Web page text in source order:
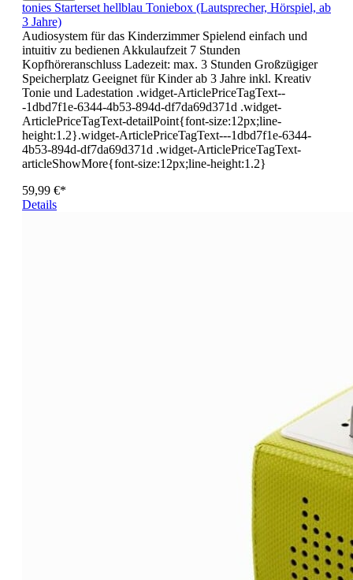
tonies Starterset hellblau Toniebox (Lautsprecher, Hörspiel, ab
3 Jahre)
Audiosystem für das Kinderzimmer Spielend einfach und
intuitiv zu bedienen Akkulaufzeit 7 Stunden
Kopfhöreranschluss Ladezeit: max. 3 Stunden Großzügiger
Speicherplatz Geeignet für Kinder ab 3 Jahre inkl. Kreativ
Tonie und Ladestation .widget-ArticlePriceTagText--
-1dbd7f1e-6344-4b53-894d-df7da69d371d .widget-
ArticlePriceTagText-detailPoint{font-size:12px;line-
height:1.2}.widget-ArticlePriceTagText---1dbd7f1e-6344-
4b53-894d-df7da69d371d .widget-ArticlePriceTagText-
articleShowMore{font-size:12px;line-height:1.2}
59,99 €*
Details